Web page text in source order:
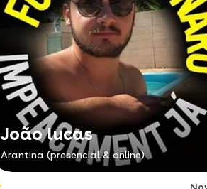
João lucas
Arantina (presencial & online)